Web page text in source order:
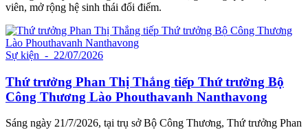
viên, mở rộng hệ sinh thái đổi điểm.
Sự kiện - 22/07/2026
Thứ trưởng Phan Thị Thắng tiếp Thứ trưởng Bộ
Công Thương Lào Phouthavanh Nanthavong
Sáng ngày 21/7/2026, tại trụ sở Bộ Công Thương, Thứ trưởng Phan